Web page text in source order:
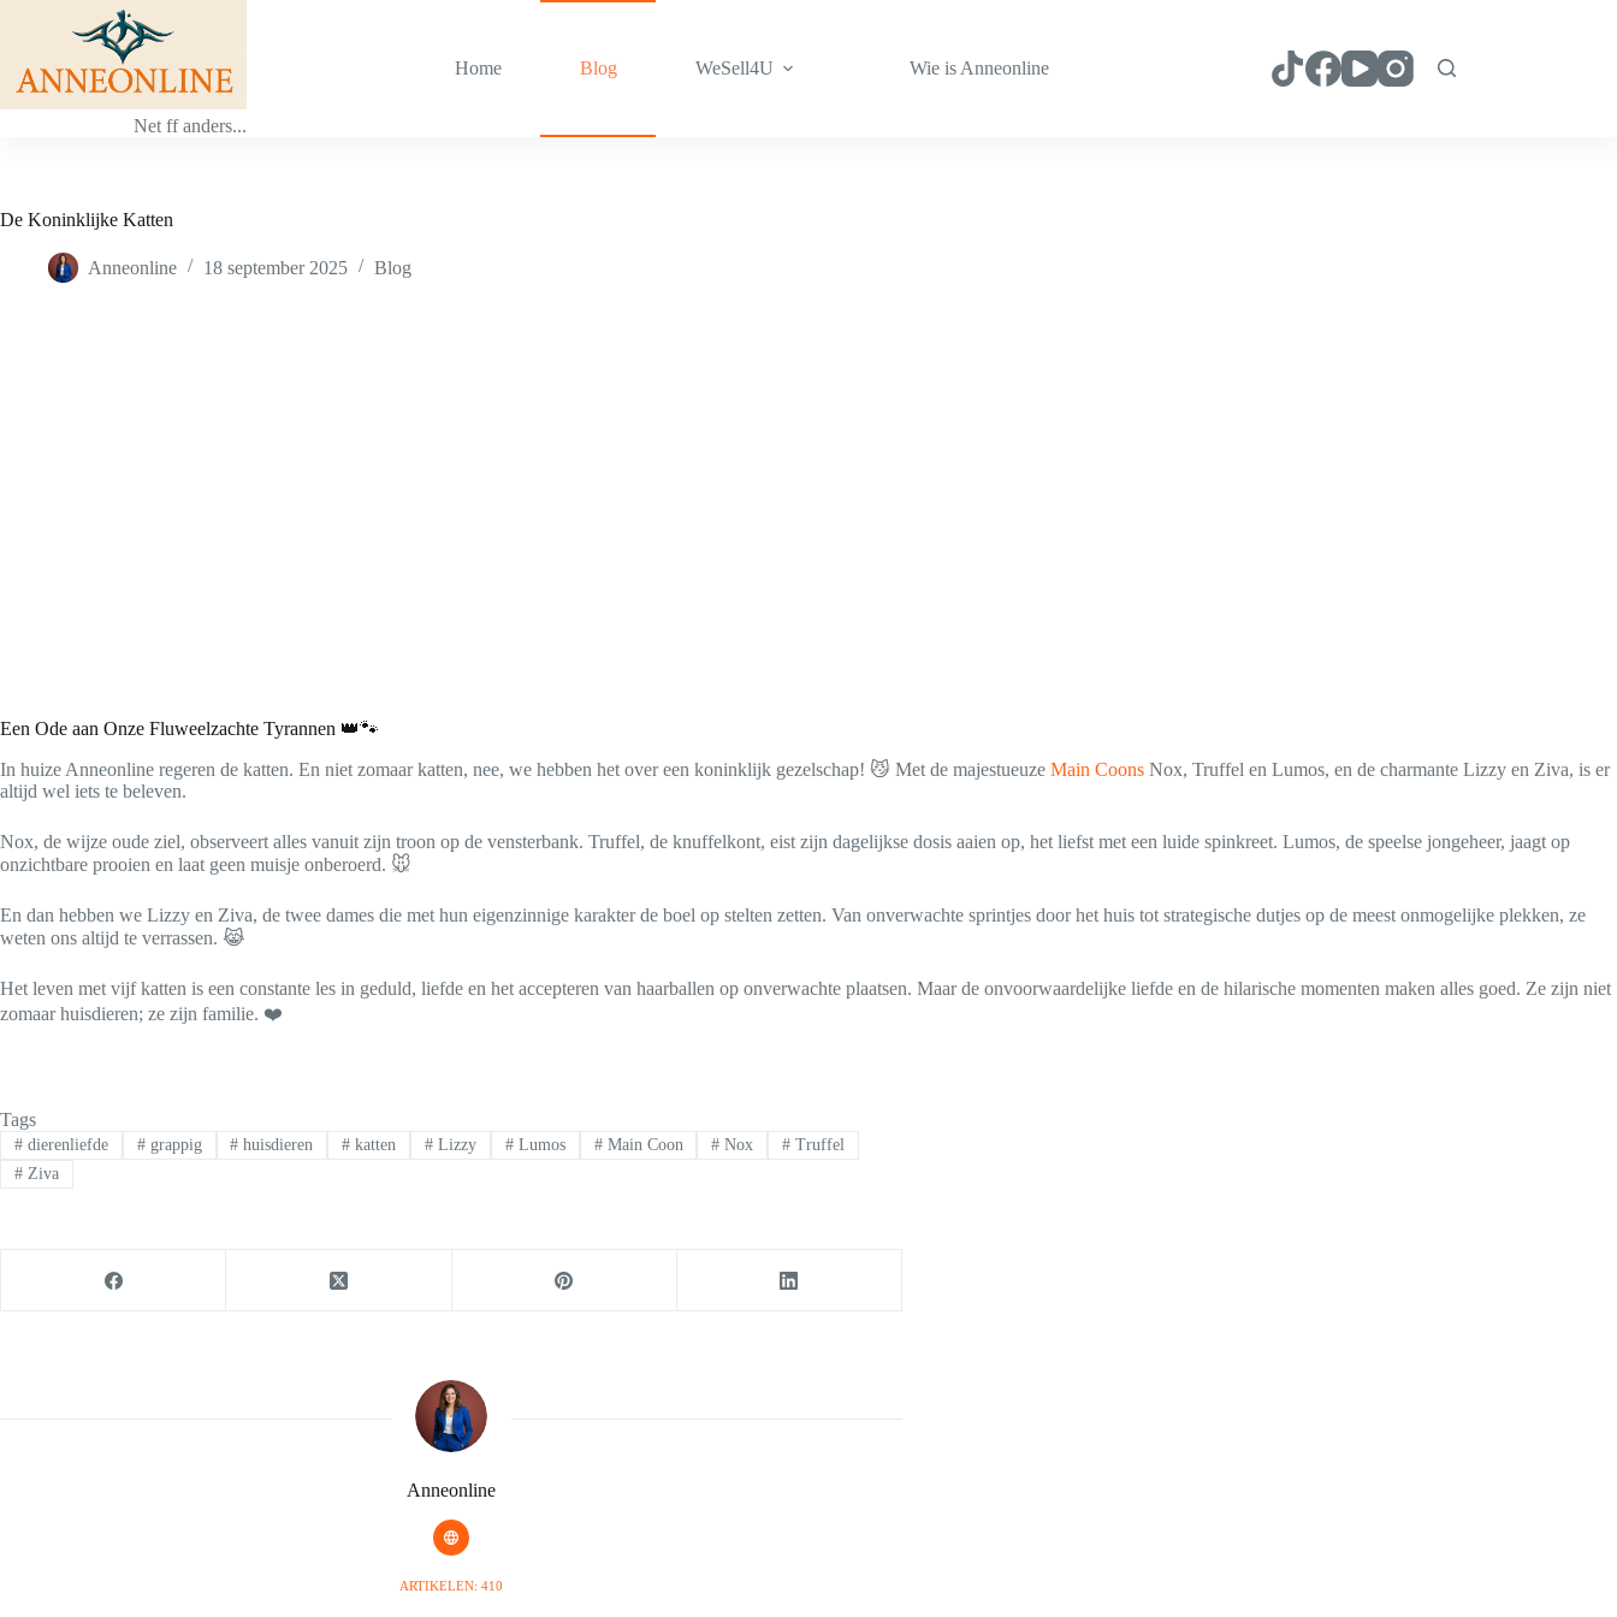
inhoud
Net ff anders...
Home Blog WeSell4U Wie is Anneonline
De Koninklijke Katten
Anneonline 18 september 2025 Blog
Een Ode aan Onze Fluweelzachte Tyrannen 👑🐾
In huize Anneonline regeren de katten. En niet zomaar katten, nee, we hebben het over een koninklijk gezelschap! 😼 Met de majestueuze Main Coons Nox, Truffel en Lumos, en de charmante Lizzy en Ziva, is er
altijd wel iets te beleven.
Nox, de wijze oude ziel, observeert alles vanuit zijn troon op de vensterbank. Truffel, de knuffelkont, eist zijn dagelijkse dosis aaien op, het liefst met een luide spinkreet. Lumos, de speelse jongeheer, jaagt op
onzichtbare prooien en laat geen muisje onberoerd. 🐭
En dan hebben we Lizzy en Ziva, de twee dames die met hun eigenzinnige karakter de boel op stelten zetten. Van onverwachte sprintjes door het huis tot strategische dutjes op de meest onmogelijke plekken, ze
weten ons altijd te verrassen. 😹
Het leven met vijf katten is een constante les in geduld, liefde en het accepteren van haarballen op onverwachte plaatsen. Maar de onvoorwaardelijke liefde en de hilarische momenten maken alles goed. Ze zijn niet
zomaar huisdieren; ze zijn familie. ❤️
Tags
#dierenliefde #grappig # huisdieren # katten # Lizzy #Lumos #Main Coon # Nox # Truffel
#Ziva
Anneonline
ARTIKELEN: 410